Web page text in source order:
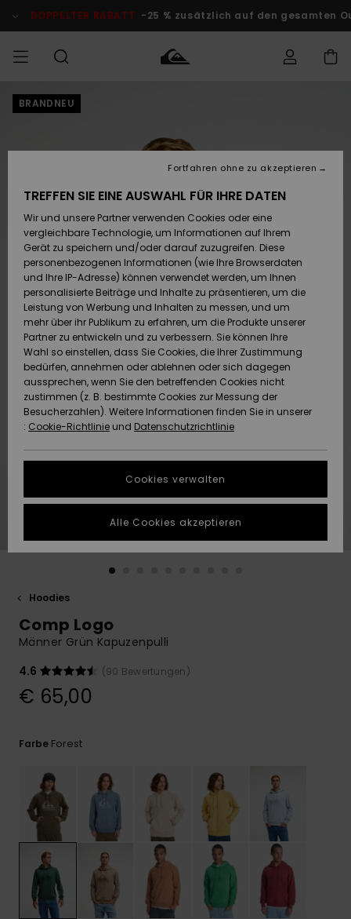
Produktinformation
DOPPELTER RABATT -25 % zusätzlich auf den gesamten
MÄNNER
Accessoires
Schuhe&
Flip-Flops
Surf
Snow
Brandneu
Highlights
JUNGEN
Accessoires
Schuhe&
Flip-Flops
Surf
Snow
Brandneu
Highlights
FRAUEN
Brandneu
Highlights
Snow
SURF
Kinder
Highlights
Community
SNOW
Kinder
Snow Shop
Damen
Highlights
Community
DOPPELTER
RABATT
KINDER
Outlet
Frauen
HILFE & KONTAKT
Versand
Retouren
Bezahlung
Geschenkkarte
Quiksilver
Freedom
Datenschutz
Starten Sie eine
Unterhaltung,
schnellste
Antwort auf Ihre
Frage zu
Finden Sie
Antworten auf
die häufigsten
Fragen sowie
NACHHALTIGKEIT
WUNSCHLISTE
BRANDNEU
Hoodies
Comp Logo
Männer Grün Kapuzenpulli
4.6
(90 Bewertungen)
€ 65,00
Farbe Forest
TREFFEN SIE EINE AUSWAHL FÜR IHRE DATEN
Wir und unsere Partner verwenden Cookies oder eine
vergleichbare Technologie, um Informationen auf Ihrem
Gerät zu speichern und/oder darauf zuzugreifen. Diese
personenbezogenen Informationen (wie Ihre Browserdaten
und Ihre IP-Adresse) können verwendet werden, um Ihnen
personalisierte Beiträge und Inhalte zu präsentieren, um die
Leistung von Werbung und Inhalten zu messen, und um
mehr über ihr Publikum zu erfahren, um die Produkte unserer
Partner zu entwickeln und zu verbessern. Sie können Ihre
Wahl so einstellen, dass Sie Cookies, die Ihrer Zustimmung
bedürfen, annehmen oder ablehnen oder sich dagegen
aussprechen, wenn Sie den betreffenden Cookies nicht
zustimmen (z. B. bestimmte Cookies zur Messung der
Besucherzahlen). Weitere Informationen finden Sie in unserer
: Cookie-Richtlinie und Datenschutzrichtlinie
Cookies verwalten
Fortfahren ohne zu akzeptieren
Alle Cookies akzeptieren